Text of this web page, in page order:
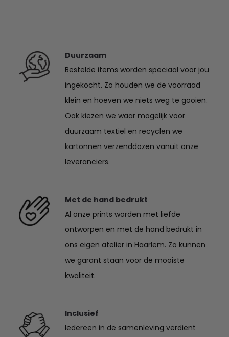
Duurzaam
Bestelde items worden speciaal voor jou
ingekocht. Zo houden we de voorraad
klein en hoeven we niets weg te gooien.
Ook kiezen we waar mogelijk voor
duurzaam textiel en recyclen we
kartonnen verzenddozen vanuit onze
leveranciers.
Met de hand bedrukt
Al onze prints worden met liefde
ontworpen en met de hand bedrukt in
ons eigen atelier in Haarlem. Zo kunnen
we garant staan voor de mooiste
kwaliteit.
Inclusief
Iedereen in de samenleving verdient